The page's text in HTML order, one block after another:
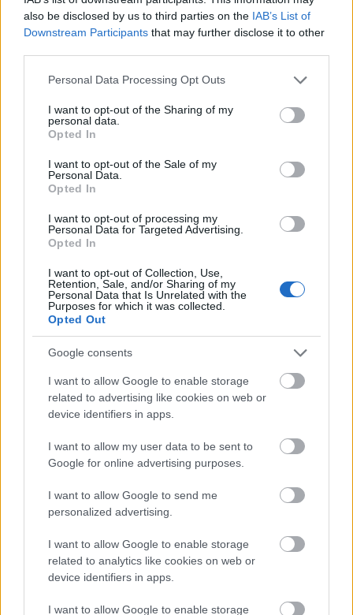
also be disclosed by us to third parties on the IAB’s List of
Downstream Participants that may further disclose it to other
Please note that this website/app uses one or more Google
not limited to your visit or usage behaviour. You may click to
grant or deny consent to Google and its third-party tags to
use your data for below specified purposes in below Google
consent section.
Personal Data Processing Opt Outs
I want to opt-out of the Sharing of my
personal data.
Opted In
I want to opt-out of the Sale of my
Personal Data.
Opted In
I want to opt-out of processing my
Personal Data for Targeted Advertising.
Opted In
I want to opt-out of Collection, Use,
Retention, Sale, and/or Sharing of my
Personal Data that Is Unrelated with the
Purposes for which it was collected.
Opted Out
Google consents
I want to allow Google to enable storage
related to advertising like cookies on web or
device identifiers in apps.
I want to allow my user data to be sent to
Google for online advertising purposes.
I want to allow Google to send me
personalized advertising.
I want to allow Google to enable storage
related to analytics like cookies on web or
device identifiers in apps.
I want to allow Google to enable storage